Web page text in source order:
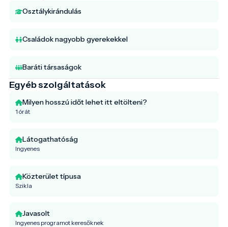
Osztálykirándulás
Családok nagyobb gyerekekkel
Baráti társaságok
Egyéb szolgáltatások
Milyen hosszú időt lehet itt eltölteni?
1 órát
Látogathatóság
Ingyenes
Közterület típusa
Szikla
Javasolt
Ingyenes programot keresőknek